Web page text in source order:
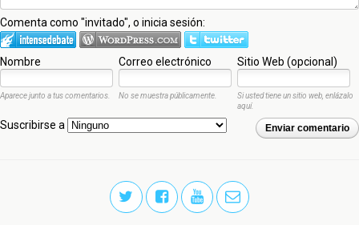
Comenta como "invitado", o inicia sesión:
Nombre Correo electrónico Sitio Web (opcional)
Aparece junto a tus comentarios. No se muestra públicamente.
Si usted tiene un sitio web, enlázalo
aquí.
Enviar comentario
Suscribirse a